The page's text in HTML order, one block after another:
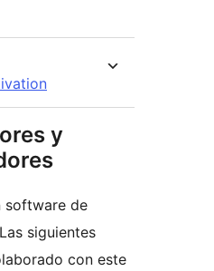
y
software de
siguientes
con este